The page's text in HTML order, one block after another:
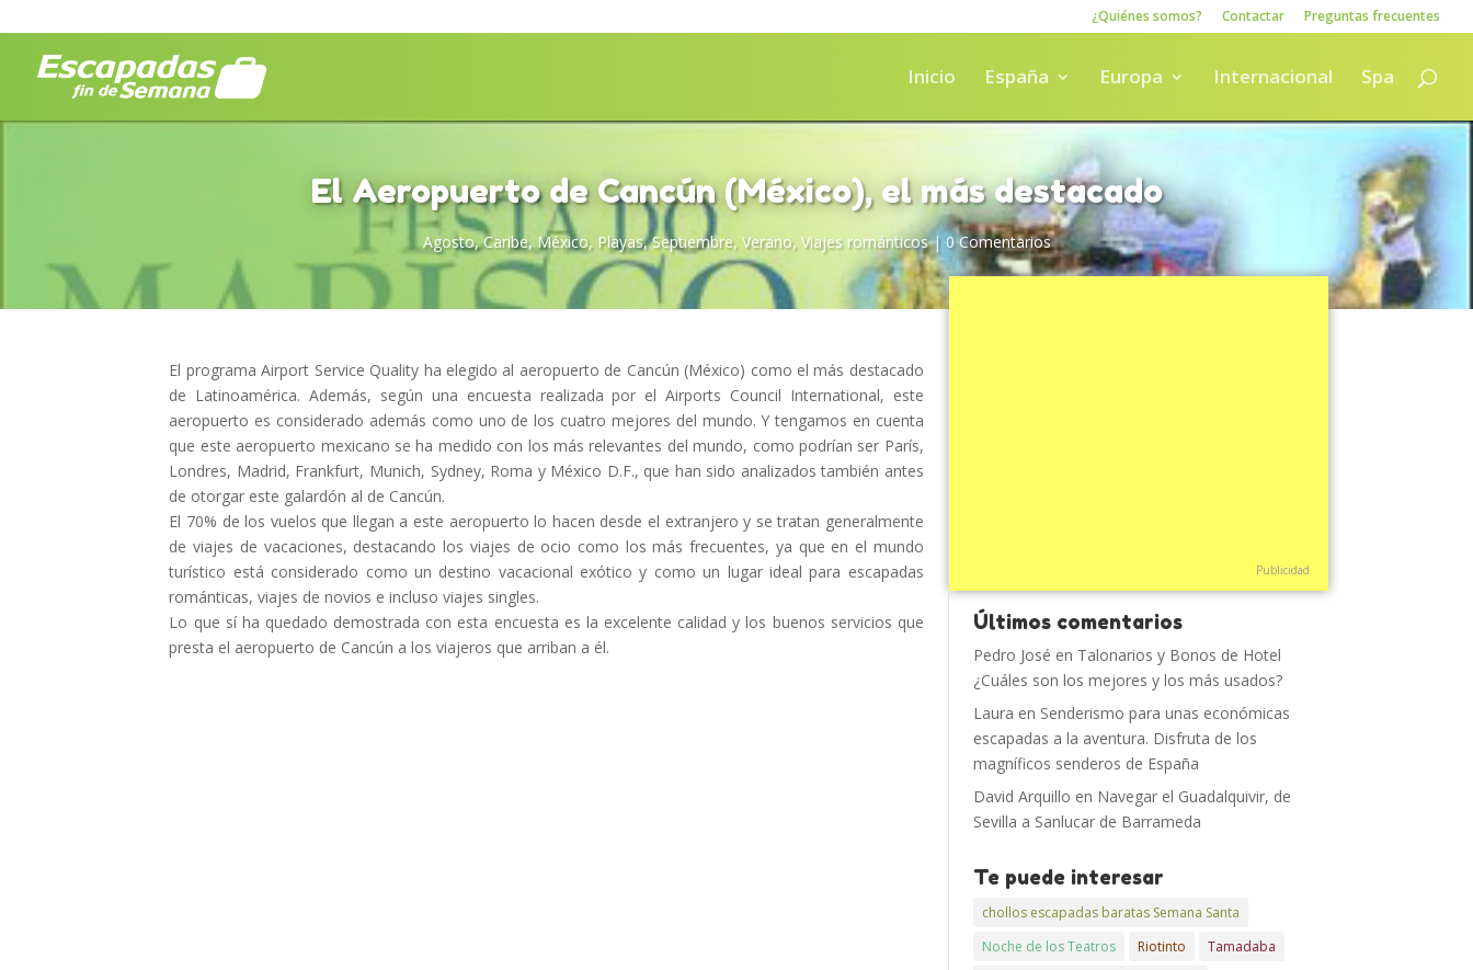
¿Quiénes somos? Contactar Preguntas frecuentes
Inicio España Europa Internacional Spa
El Aeropuerto de Cancún (México), el más destacado
Agosto,Caribe, México, Playas,Septiembre, Verano, Viajes románticos| 0 Comentarios
El programa Airport Service Quality ha elegido al aeropuerto de Cancún (México) como el más destacado
de Latinoamérica. Además, según una encuesta realizada por el Airports Council International, este
aeropuerto es considerado además como uno de los cuatro mejores del mundo. Y tengamos en cuenta
que este aeropuerto mexicano se ha medido con los más relevantes del mundo, como podrían ser París,
Londres, Madrid, Frankfurt, Munich, Sydney, Roma y México D.F., que han sido analizados también antes
de otorgar este galardón al de Cancún.
El 70% de los vuelos que llegan a este aeropuerto lo hacen desde el extranjero y se tratan generalmente
de viajes de vacaciones, destacando los viajes de ocio como los más frecuentes, ya que en el mundo
turístico está considerado como un destino vacacional exótico y como un lugar ideal para escapadas
románticas, viajes de novios e incluso viajes singles.
Lo que sí ha quedado demostrada con esta encuesta es la excelente calidad y los buenos servicios que
presta el aeropuerto de Cancún a los viajeros que arriban a él.
Publicidad
Últimos comentarios
Pedro José en Talonarios y Bonos de Hotel
¿Cuáles son los mejores y los más usados?
Laura en Senderismo para unas económicas
escapadas a la aventura. Disfruta de los
magníficos senderos de España
David Arquillo en Navegar el Guadalquivir, de
Sevilla a Sanlucar de Barrameda
Te puede interesar
chollos escapadas baratas Semana Santa
Noche de los Teatros
Riotinto
Tamadaba